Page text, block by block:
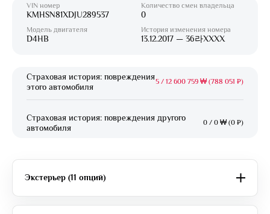
VIN номер
KMHSN81XDJU289537
Модель двигателя
D4HB
Количество смен владельца
0
История изменения номера
13.12.2017 — 36라XXXX
Страховая история: повреждения
этого автомобиля
5 / 12 600 759 ₩ (788 051 ₽)
Страховая история: повреждения другого
автомобиля
0 / 0 ₩ (0 ₽)
Экстерьер (11 опций)